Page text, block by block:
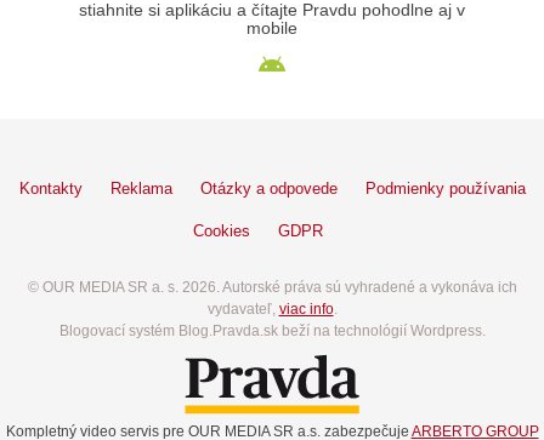
stiahnite si aplikáciu a čítajte Pravdu pohodlne aj v
mobile
Kontakty Reklama Otázky a odpovede Podmienky používania
Cookies GDPR
© OUR MEDIA SR a. s. 2026. Autorské práva sú vyhradené a vykonáva ich
vydavateľ, viac info.
Blogovací systém Blog.Pravda.sk beží na technológií Wordpress.
Kompletný video servis pre OUR MEDIA SR a.s. zabezpečuje ARBERTO GROUP